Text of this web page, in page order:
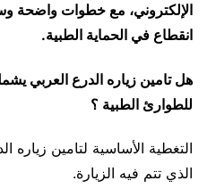
الإلكتروني، مع خطوات واضحة
انقطاع في الحماية الطبية.
هل تامين زياره الدرع العربي
للطوارئ الطبية ؟
التغطية الأساسية لتامين زياره
الذي تتم فيه الزيارة.